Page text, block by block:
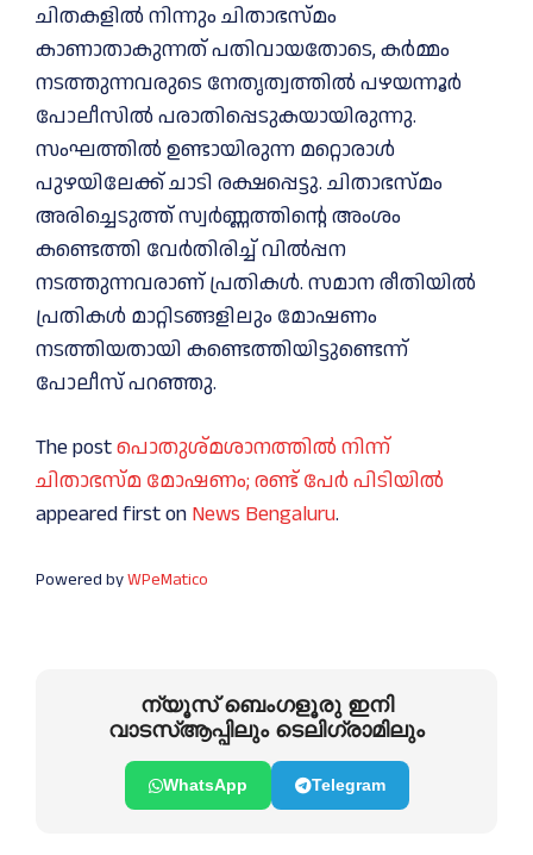
ചിതകളിൽ നിന്നും ചിതാഭസ്മം
കാണാതാകുന്നത് പതിവായതോടെ, കർമ്മം
നടത്തുന്നവരുടെ നേതൃത്വത്തിൽ പഴയന്നൂർ
പോലീസിൽ പരാതിപ്പെടുകയായിരുന്നു.
സംഘത്തിൽ ഉണ്ടായിരുന്ന മറ്റൊരാൾ
പുഴയിലേക്ക് ചാടി രക്ഷപ്പെട്ടു. ചിതാഭസ്മം
അരിച്ചെടുത്ത് സ്വർണ്ണത്തിന്റെ അംശം
കണ്ടെത്തി വേർതിരിച്ച് വിൽപ്പന
നടത്തുന്നവരാണ് പ്രതികൾ. സമാന രീതിയിൽ
പ്രതികൾ മാറ്റിടങ്ങളിലും മോഷണം
നടത്തിയതായി കണ്ടെത്തിയിട്ടുണ്ടെന്ന്
പോലീസ് പറഞ്ഞു.
The postപൊതുശ്മശാനത്തിൽ നിന്ന്
ചിതാഭസ്മ മോഷണം; രണ്ട് പേർ പിടിയിൽ
appeared first on News Bengaluru.
Powered byWPeMatico
ന്യൂസ് ബെംഗളൂരു ഇനി
വാടസ്ആപ്പിലും ടെലിഗ്രാമിലും
WhatsApp Telegram